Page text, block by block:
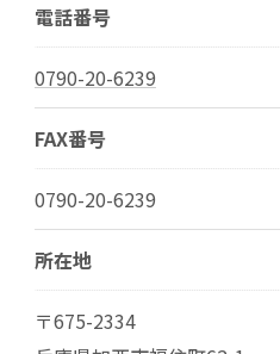
電話番号
0790-20-6239
FAX番号
0790-20-6239
所在地
〒675-2334